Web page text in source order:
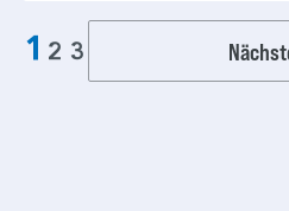
1 2 3